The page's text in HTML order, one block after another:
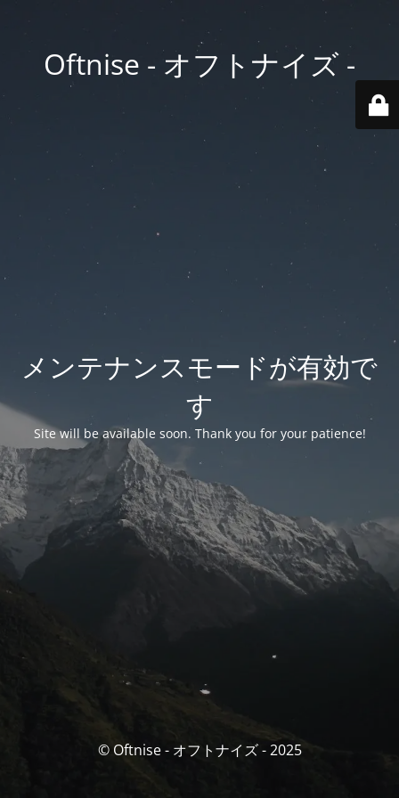
Oftnise - オフトナイズ -
メンテナンスモードが有効で
す
Site will be available soon. Thank you for your patience!
© Oftnise - オフトナイズ - 2025